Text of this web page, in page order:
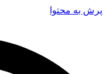
پرش به محتوا